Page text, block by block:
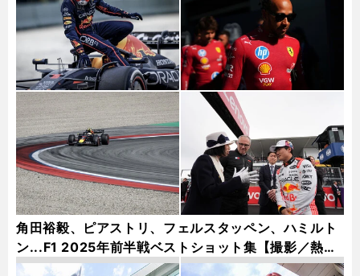
角田裕毅、ピアストリ、フェルスタッペン、ハミルト
ン...F1 2025年前半戦ベストショット集【撮影／熱田
護＆桜井淳雄】